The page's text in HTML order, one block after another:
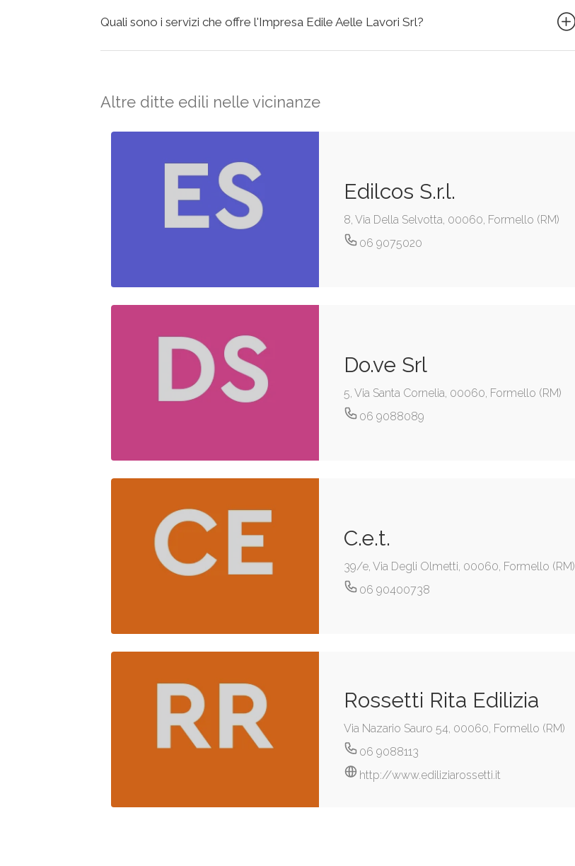
Quali sono i servizi che offre l'Impresa Edile Aelle Lavori Srl?
Altre ditte edili nelle vicinanze
Edilcos S.r.l.
8, Via Della Selvotta, 00060, Formello (RM)
06 9075020
Do.ve Srl
5, Via Santa Cornelia, 00060, Formello (RM)
06 9088089
C.e.t.
39/e, Via Degli Olmetti, 00060, Formello (RM)
06 90400738
Rossetti Rita Edilizia
Via Nazario Sauro 54, 00060, Formello (RM)
06 9088113
http://www.ediliziarossetti.it